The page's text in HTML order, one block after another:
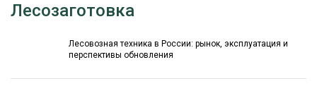
Лесозаготовка
Лесовозная техника в России: рынок, эксплуатация и
перспективы обновления